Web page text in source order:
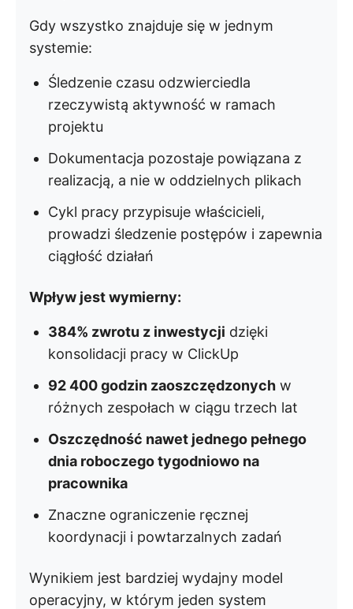
Gdy wszystko znajduje się w jednym
systemie:
Śledzenie czasu odzwierciedla
rzeczywistą aktywność w ramach
projektu
Dokumentacja pozostaje powiązana z
realizacją, a nie w oddzielnych plikach
Cykl pracy przypisuje właścicieli,
prowadzi śledzenie postępów i zapewnia
ciągłość działań
Wpływ jest wymierny:
384% zwrotu z inwestycji dzięki
konsolidacji pracy w ClickUp
92 400 godzin zaoszczędzonych w
różnych zespołach w ciągu trzech lat
Oszczędność nawet jednego pełnego
dnia roboczego tygodniowo na
pracownika
Znaczne ograniczenie ręcznej
koordynacji i powtarzalnych zadań
Wynikiem jest bardziej wydajny model
operacyjny, w którym jeden system